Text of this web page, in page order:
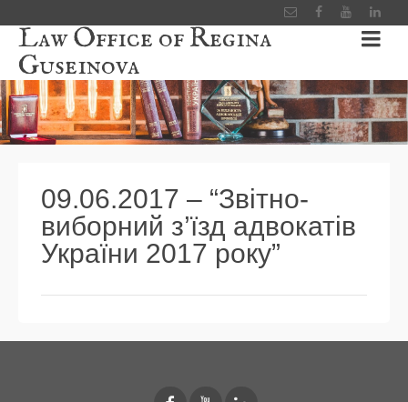
Law Office of Regina
Guseinova
09.06.2017 – “Звітно-
виборний з’їзд адвокатів
України 2017 року”